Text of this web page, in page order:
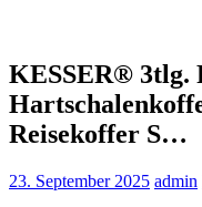
KESSER® 3tlg.
Reisekoffer S…
23. September 2025 admin